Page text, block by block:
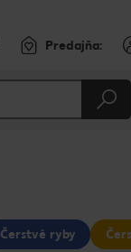
Predajňa:
Čerstvé ryby